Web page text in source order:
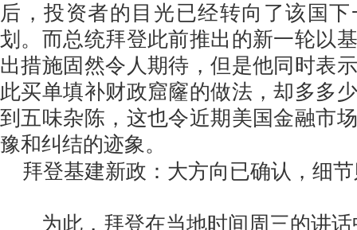
后，投资者的目光已经转向了该国
划。而总统拜登此前推出的新一轮以
出措施固然令人期待，但是他同时表
此买单填补财政窟窿的做法，却多多
到五味杂陈，这也令近期美国金融市
豫和纠结的迹象。
拜登基建新政：大方向已确认，细
为此，拜登在当地时间周三的讲话